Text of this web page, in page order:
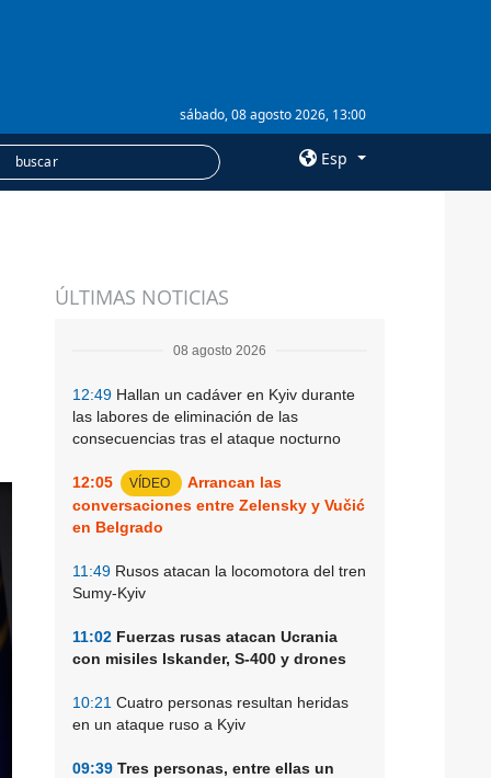
sábado, 08 agosto 2026, 13:00
Esp
Suscripción
ÚLTIMAS NOTICIAS
08 agosto 2026
12:49 Hallan un cadáver en Kyiv durante
las labores de eliminación de las
consecuencias tras el ataque nocturno
12:05 VÍDEO
Arrancan las
conversaciones entre Zelensky y Vučić
en Belgrado
11:49 Rusos atacan la locomotora del tren
Sumy-Kyiv
11:02 Fuerzas rusas atacan Ucrania
con misiles Iskander, S-400 y drones
10:21 Cuatro personas resultan heridas
en un ataque ruso a Kyiv
09:39 Tres personas, entre ellas un